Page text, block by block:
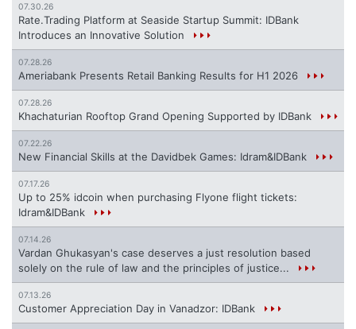
07.30.26
Rate.Trading Platform at Seaside Startup Summit: IDBank
Introduces an Innovative Solution
07.28.26
Ameriabank Presents Retail Banking Results for H1 2026
07.28.26
Khachaturian Rooftop Grand Opening Supported by IDBank
07.22.26
New Financial Skills at the Davidbek Games: Idram&IDBank
07.17.26
Up to 25% idcoin when purchasing Flyone flight tickets:
Idram&IDBank
07.14.26
Vardan Ghukasyan's case deserves a just resolution based
solely on the rule of law and the principles of justice...
07.13.26
Customer Appreciation Day in Vanadzor: IDBank